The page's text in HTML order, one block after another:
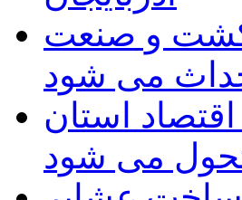
کشت و صنعت
می شود
اقتصاد استان
می شود